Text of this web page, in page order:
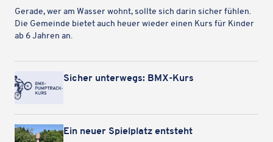
Gerade, wer am Wasser wohnt, sollte sich darin sicher fühlen.
Die Gemeinde bietet auch heuer wieder einen Kurs für Kinder
ab 6 Jahren an.
Sicher unter­wegs: BMX-Kurs
Ein neuer Spiel­platz entsteht